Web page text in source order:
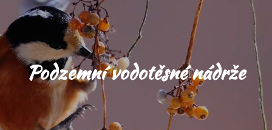
Podzemní vodotěsné nádrže